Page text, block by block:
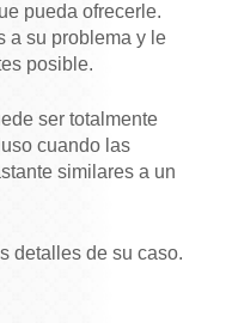
pueda ofrecerle.
a su problema y le
posible.
ser totalmente
cuando las
similares a un
detalles de su caso.